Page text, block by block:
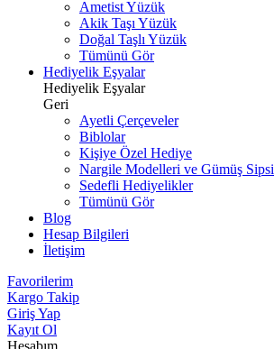
Ametist Yüzük
Akik Taşı Yüzük
Doğal Taşlı Yüzük
Tümünü Gör
Hediyelik Eşyalar
Hediyelik Eşyalar
Geri
Ayetli Çerçeveler
Biblolar
Kişiye Özel Hediye
Nargile Modelleri ve Gümüş Sipsi
Sedefli Hediyelikler
Tümünü Gör
Blog
Hesap Bilgileri
İletişim
Favorilerim
Kargo Takip
Giriş Yap
Kayıt Ol
Hesabım